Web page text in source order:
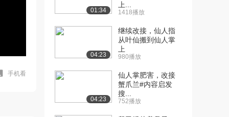
手机看
01:34
上...
1418播放
04:23
继续改接，仙人指
从叶仙搬到仙人掌
上
980播放
04:23
仙人掌肥害，改接
蟹爪兰#内容启发
搜...
752播放